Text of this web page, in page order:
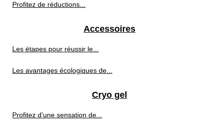
Profitez de réductions...
Accessoires
Les étapes pour réussir le...
Les avantages écologiques de...
Cryo gel
Profitez d'une sensation de...